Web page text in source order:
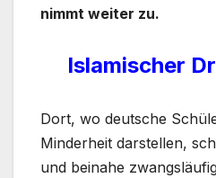
nimmt weiter zu.
Islamischer
Dort, wo deutsche
Minderheit darstellen,
und beinahe